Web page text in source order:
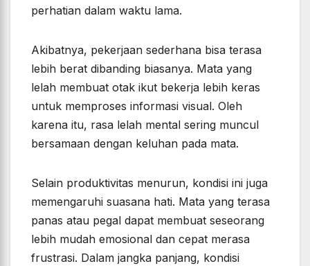
perhatian dalam waktu lama.
Akibatnya, pekerjaan sederhana bisa terasa
lebih berat dibanding biasanya. Mata yang
lelah membuat otak ikut bekerja lebih keras
untuk memproses informasi visual. Oleh
karena itu, rasa lelah mental sering muncul
bersamaan dengan keluhan pada mata.
Selain produktivitas menurun, kondisi ini juga
memengaruhi suasana hati. Mata yang terasa
panas atau pegal dapat membuat seseorang
lebih mudah emosional dan cepat merasa
frustrasi. Dalam jangka panjang, kondisi